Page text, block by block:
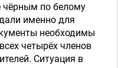
чёрным по белому
именно для
необходимы
четырёх членов
Ситуация в